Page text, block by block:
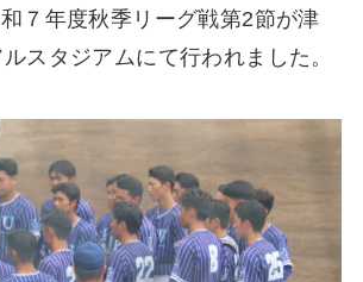
７年度秋季リーグ戦第2節が津
スタジアムにて行われました。